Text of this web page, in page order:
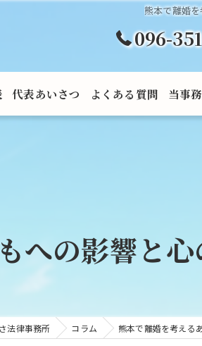
熊本で離婚
096-
代表あいさつ よくある質問 当事
離婚
への影響と
法律事務所 コラム 熊本で離婚を考える